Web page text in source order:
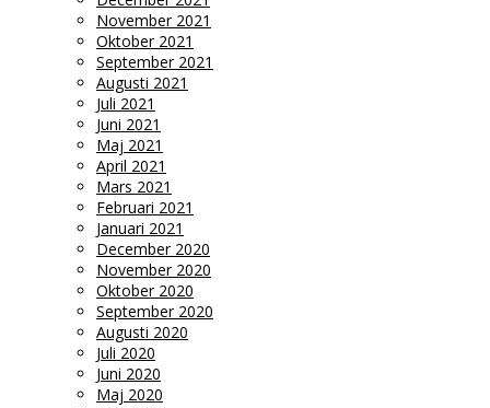
November 2021
Oktober 2021
September 2021
Augusti 2021
Juli 2021
Juni 2021
Maj 2021
April 2021
Mars 2021
Februari 2021
Januari 2021
December 2020
November 2020
Oktober 2020
September 2020
Augusti 2020
Juli 2020
Juni 2020
Maj 2020